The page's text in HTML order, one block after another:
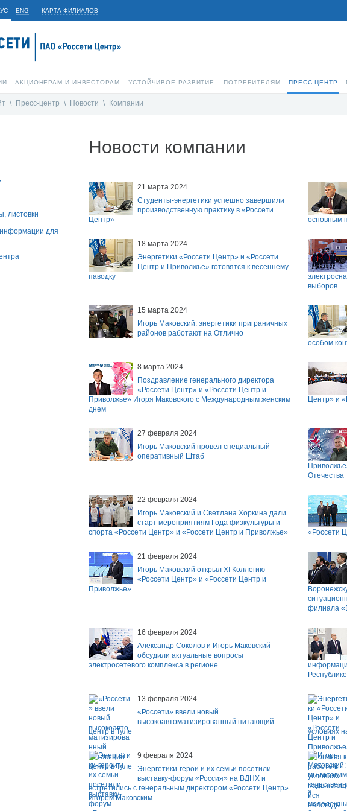
ENG КАРТА ФИЛИАЛОВ
АКЦИОНЕРАМ И ИНВЕСТОРАМ УСТОЙЧИВОЕ РАЗВИТИЕ ПОТРЕБИТЕЛЯМ ПРЕСС-ЦЕНТР
\ Пресс-центр \ Новости \ Компании
листовки
для
Новости компании
21 марта 2024
Студенты-энергетики успешно завершили
производственную практику в «Россети
Центр»
основным
18 марта 2024
Энергетики «Россети Центр» и «Россети
Центр и Приволжье» готовятся к весеннему
паводку
выборов
15 марта 2024
Игорь Маковский: энергетики приграничных
районов работают на Отлично
особом
8 марта 2024
Поздравление генерального директора
«Россети Центр» и «Россети Центр и
Приволжье» Игоря Маковского с Международным женским
днем
Центр» и
27 февраля 2024
Игорь Маковский провел специальный
оперативный Штаб
Отечества
22 февраля 2024
Игорь Маковский и Светлана Хоркина дали
старт мероприятиям Года физкультуры и
спорта «Россети Центр» и «Россети Центр и Приволжье»
«Россети
21 февраля 2024
Игорь Маковский открыл XI Коллегию
«Россети Центр» и «Россети Центр и
Приволжье»
филиала
16 февраля 2024
Александр Соколов и Игорь Маковский
обсудили актуальные вопросы
электросетевого комплекса в регионе
Республике
13 февраля 2024
«Россети» ввели новый
высокоавтоматизированный питающий
центр в Туле
условиях
9 февраля 2024
Энергетики-герои и их семьи посетили
выставку-форум «Россия» на ВДНХ и
встретились с генеральным директором «Россети Центр»
Игорем Маковским